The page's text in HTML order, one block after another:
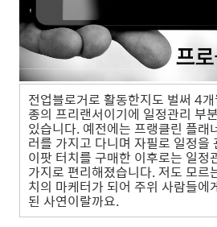
전업블로거로 활동한지도 벌써 4
종의 프리랜서이기에 일정관리 부
있습니다. 예전에는 프랭클린 플래
러를 가지고 다니며 자필로 일정을
이팟 터치를 구매한 이후로는 일정
가지로 편리해졌습니다. 저도 모르
치의 마케터가 되어 주위 사람들에
된 사연이랄까요.